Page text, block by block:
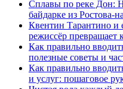
Сплавы по реке Дон:
байдарке из Ростова-
Квентин Тарантино и
режиссёр превращает
Как правильно
полезные советы и
Как правильно
и услуг: пошаговое